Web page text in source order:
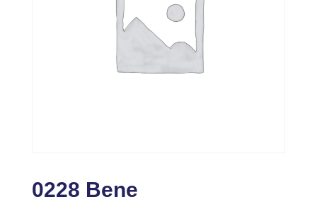
0228 Bene